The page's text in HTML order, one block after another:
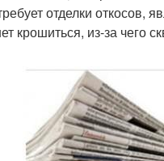
отделки откосов,
крошиться, из-за чего